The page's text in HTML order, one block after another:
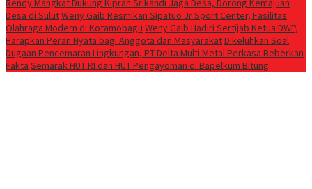
Rendy Mangkat Dukung Kiprah Srikandi Jaga Desa, Dorong Kemajuan
Desa di SulutWeny Gaib Resmikan Sipatuo Jr Sport Center, Fasilitas
Olahraga Modern di Kotamobagu Weny Gaib Hadiri Sertijab Ketua DWP,
Harapkan Peran Nyata bagi Anggota dan MasyarakatDikeluhkan Soal
Dugaan Pencemaran Lingkungan, PT Delta Multi Metal Perkasa Beberkan
Fakta Semarak HUT RI dan HUT Pengayoman di Bapelkum Bitung